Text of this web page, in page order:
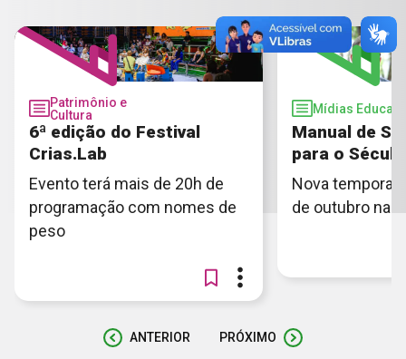
Patrimônio e
Cultura
6ª edição do Festival
Crias.Lab
Evento terá mais de 20h de
programação com nomes de
peso
Mídias
Manual de
para o
Nova
de outubro nas
ANTERIOR PRÓXIMO